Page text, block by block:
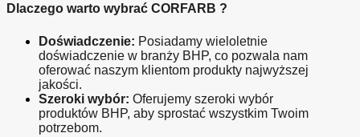
Dlaczego warto wybrać CORFARB ?
Doświadczenie: Posiadamy wieloletnie
doświadczenie w branży BHP, co pozwala nam
oferować naszym klientom produkty najwyższej
jakości.
Szeroki wybór: Oferujemy szeroki wybór
produktów BHP, aby sprostać wszystkim Twoim
potrzebom.